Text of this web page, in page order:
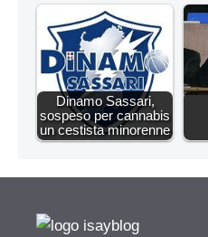
Dinamo Sassari,
sospeso per cannabis
un cestista minorenne